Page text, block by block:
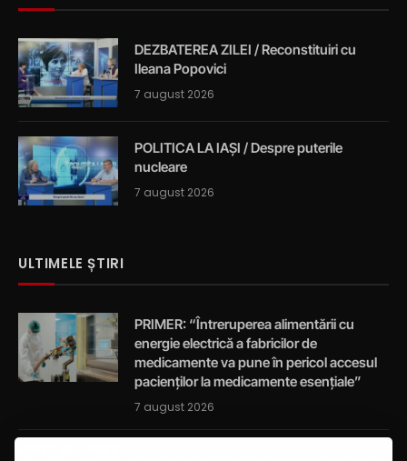
DEZBATEREA ZILEI / Reconstituiri cu
Ileana Popovici
7 august 2026
POLITICA LA IAȘI / Despre puterile
nucleare
7 august 2026
ULTIMELE ȘTIRI
PRIMER: “Întreruperea alimentării cu
energie electrică a fabricilor de
medicamente va pune în pericol accesul
pacienților la medicamente esențiale”
7 august 2026